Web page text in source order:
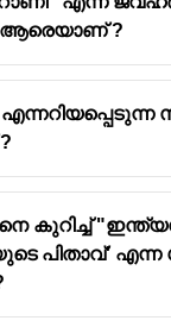
Bhikaji
കാമ
കാമ
ഒരു
.
സ്വാതന്ത്ര്യ
ആരെയാണ് ?
കുറിച്ച്
പിതാവ്' എന്ന